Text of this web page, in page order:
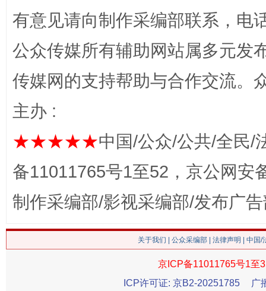
网上购药对药下症？
这是一记警钟！ 谢
有意见请向制作采编部联系，电
公众传媒所有辅助网站属多元发
传媒网的支持帮助与合作交流。
主办 :
★★★★★中国/公众/公共/全民/
备11011765号1至52，京公网安
制作采编部/影视采编部/发布广
关于我们 公众采编部 法律声明 | 中国
京ICP备11011765号1至
ICP许可证: 京B2-20251785
广